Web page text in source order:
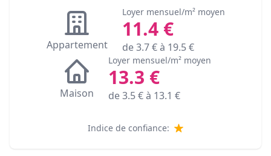
Appartement
Loyer mensuel/m² moyen
11.4€
de3.7€ à 19.5€
Maison
Loyer mensuel/m² moyen
13.3 €
de3.5€ à 13.1 €
Indice de confiance: